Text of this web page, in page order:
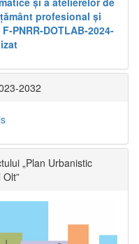
profesional și
PNRR-DOTLAB-2024-
2032
„Plan Urbanistic